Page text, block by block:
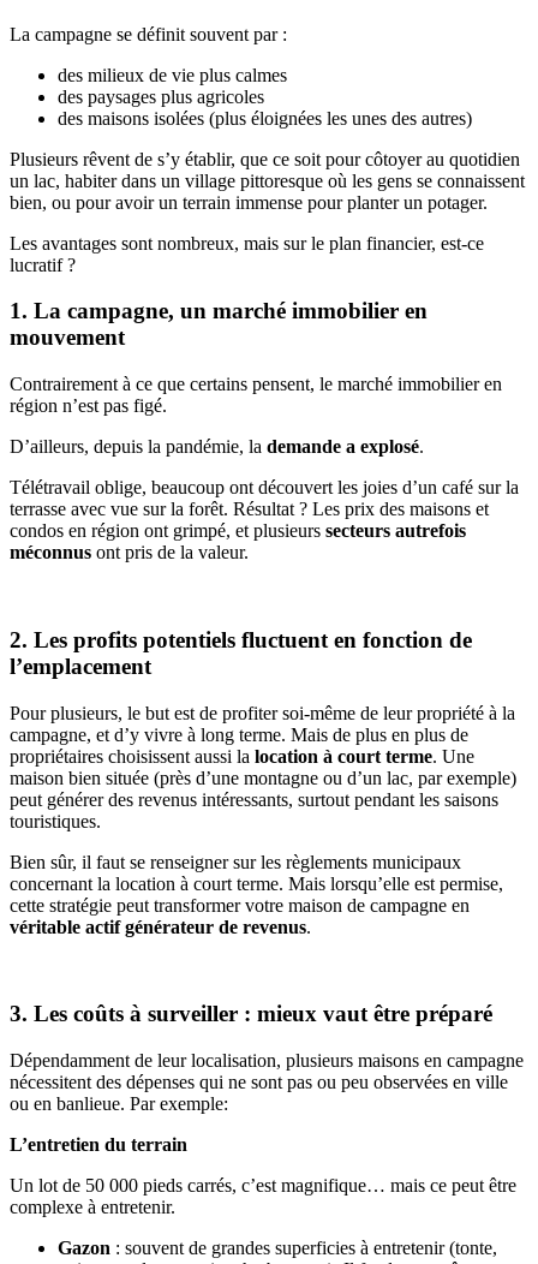
La campagne se définit souvent par :
des milieux de vie plus calmes
des paysages plus agricoles
des maisons isolées (plus éloignées les unes des autres)
Plusieurs rêvent de s’y établir, que ce soit pour côtoyer au quotidien
un lac, habiter dans un village pittoresque où les gens se connaissent
bien, ou pour avoir un terrain immense pour planter un potager.
Les avantages sont nombreux, mais sur le plan financier, est-ce
lucratif ?
1. La campagne, un marché immobilier en
mouvement
Contrairement à ce que certains pensent, le marché immobilier en
région n’est pas figé.
D’ailleurs, depuis la pandémie, la demande a explosé.
Télétravail oblige, beaucoup ont découvert les joies d’un café sur la
terrasse avec vue sur la forêt. Résultat ? Les prix des maisons et
condos en région ont grimpé, et plusieurs secteurs autrefois
méconnus ont pris de la valeur.
2. Les profits potentiels fluctuent en fonction de
l’emplacement
Pour plusieurs, le but est de profiter soi-même de leur propriété à la
campagne, et d’y vivre à long terme. Mais de plus en plus de
propriétaires choisissent aussi la location à court terme. Une
maison bien située (près d’une montagne ou d’un lac, par exemple)
peut générer des revenus intéressants, surtout pendant les saisons
touristiques.
Bien sûr, il faut se renseigner sur les règlements municipaux
concernant la location à court terme. Mais lorsqu’elle est permise,
cette stratégie peut transformer votre maison de campagne en
véritable actif générateur de revenus.
3. Les coûts à surveiller : mieux vaut être préparé
Dépendamment de leur localisation, plusieurs maisons en campagne
nécessitent des dépenses qui ne sont pas ou peu observées en ville
ou en banlieue. Par exemple:
L’entretien du terrain
Un lot de 50 000 pieds carrés, c’est magnifique… mais ce peut être
complexe à entretenir.
Gazon : souvent de grandes superficies à entretenir (tonte,